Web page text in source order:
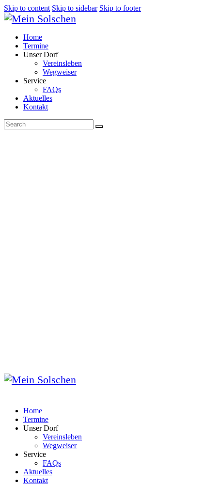
Skip to content Skip to sidebar Skip to footer
Home
Termine
Unser Dorf
Vereinsleben
Wegweiser
Service
FAQs
Aktuelles
Kontakt
Home
Termine
Unser Dorf
Vereinsleben
Wegweiser
Service
FAQs
Aktuelles
Kontakt